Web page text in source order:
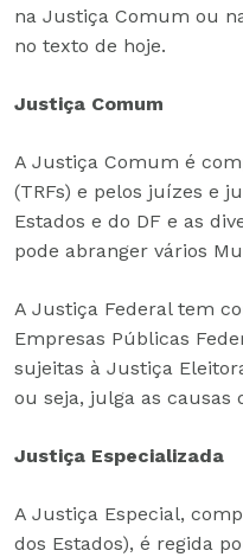
na Justiça Comum ou
no texto de hoje.
Justiça Comum
A Justiça Comum é
(TRFs) e pelos juízes e
Estados e do DF e as
pode abranger vários
A Justiça Federal tem
Empresas Públicas
sujeitas à Justiça
ou seja, julga as causas
Justiça Especializada
A Justiça Especial,
dos Estados), é regida